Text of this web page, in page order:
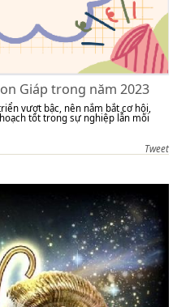
Giáp trong năm 2023
vượt bậc, nên nắm bắt cơ hội,
tốt trong sự nghiệp lẫn mối
Tweet